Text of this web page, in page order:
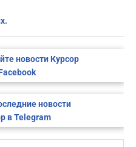
новости Курсор
новости
в Telegram